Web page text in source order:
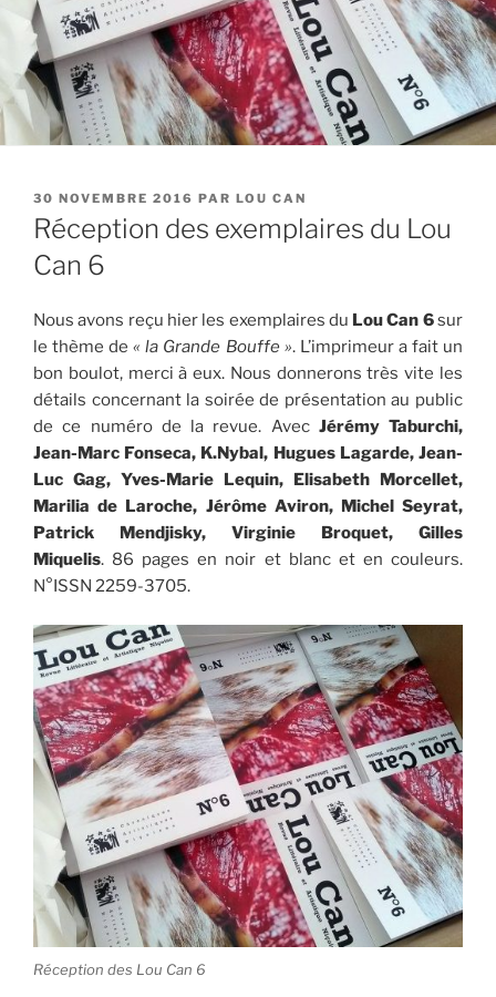
PUBLIÉ
LE
30 NOVEMBRE 2016 PAR LOU CAN
Réception des exemplaires du Lou
Can 6
Nous avons reçu hier les exemplaires du Lou Can 6sur
le thème de« la Grande Bouffe ». L’imprimeur a fait un
bon boulot, merci à eux. Nous donnerons très vite les
détails concernant la soirée de présentation au public
de ce numéro de la revue. Avec Jérémy Taburchi,
Jean-Marc Fonseca, K.Nybal, Hugues Lagarde, Jean-
Luc Gag, Yves-Marie Lequin, Elisabeth Morcellet,
Marilia de Laroche, Jérôme Aviron, Michel Seyrat,
Patrick Mendjisky, Virginie Broquet, Gilles
Miquelis. 86 pages en noir et blanc et en couleurs.
N°ISSN 2259-3705.
Réception des Lou Can 6